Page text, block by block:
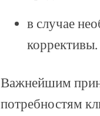
в случае
коррективы.
Важнейшим
потребностям